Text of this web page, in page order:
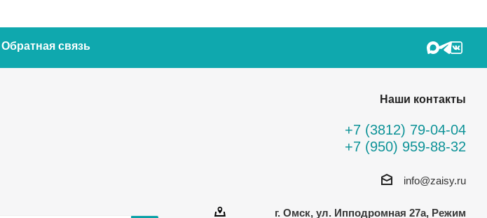
Обратная связь
Наши контакты
+7 (3812) 79-04-04
+7 (950) 959-88-32
info@zaisy.ru
г. Омск, ул. Ипподромная 27а, Режим